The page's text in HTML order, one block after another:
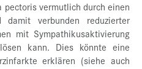
vermutlich durch einen
damit verbunden reduzierter
mit Sympathikusaktivierung
kann. Dies könnte eine
erklären (siehe auch